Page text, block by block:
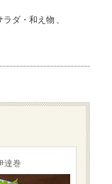
ラダ・和え物 、
達巻